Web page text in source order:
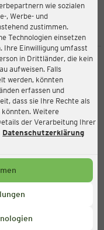
wie sozialen
, Werbe- und
zustimmen.
Technologien einsetzen
Ihre Einwilligung umfasst
in Drittländer, die kein
aufweisen. Falls
werden, könnten
erfassen und
dass sie Ihre Rechte als
Weitere
der Verarbeitung Ihrer
Datenschutzerklärung